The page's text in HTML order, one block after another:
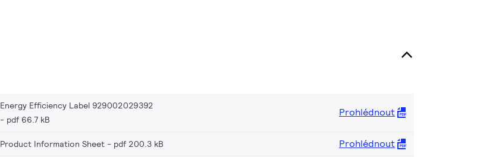
Energy Efficiency Label 929002029392
pdf 66.7 kB
Prohlédnout
Product Information Sheet pdf 200.3 kB Prohlédnout